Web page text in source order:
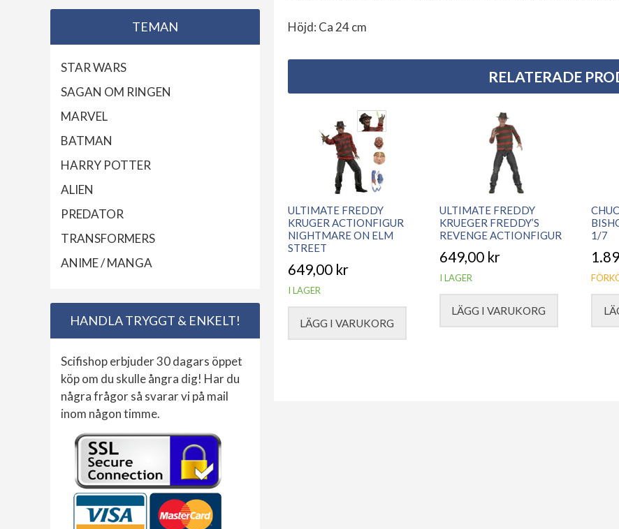
Höjd: Ca 24 cm
RELATERADE
ULTIMATE FREDDY
KRUGER ACTIONFIGUR
NIGHTMARE ON ELM
STREET
649,00 kr
I LAGER
LÄGG I VARUKORG
ULTIMATE FREDDY
KRUEGER FREDDY’S
REVENGE ACTIONFIGUR
649,00 kr
I LAGER
LÄGG I VARUKORG
1/7
TEMAN
STAR WARS
SAGAN OM RINGEN
MARVEL
BATMAN
HARRY POTTER
ALIEN
PREDATOR
TRANSFORMERS
ANIME / MANGA
HANDLA TRYGGT & ENKELT!
Scifishop erbjuder 30 dagars öppet
köp om du skulle ångra dig! Har du
några frågor så svarar vi på mail
inom någon timme.